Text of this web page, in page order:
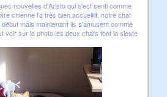
nouvelles d'Aristo qui s'est senti comme
chienne l'a très bien accueillit, notre chat
mais maintenant ils s'amusent comme
voir sur la photo les deux chats font la sieste